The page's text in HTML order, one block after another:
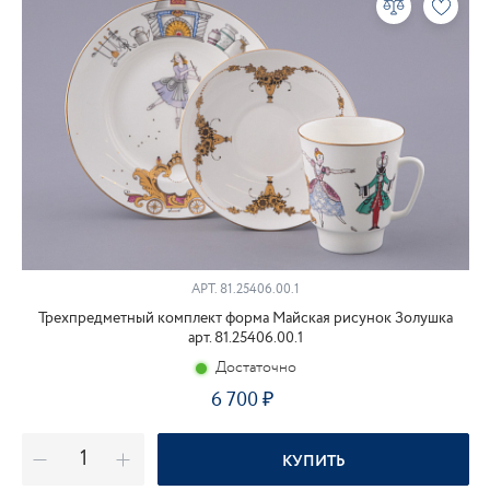
АРТ. 81.25406.00.1
Трехпредметный комплект форма Майская рисунок Золушка
арт. 81.25406.00.1
Достаточно
6 700
КУПИТЬ